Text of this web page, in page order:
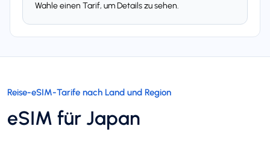
Wahle einen Tarif, um Details zu sehen.
Reise-eSIM-Tarife nach Land und Region
eSIM für Japan